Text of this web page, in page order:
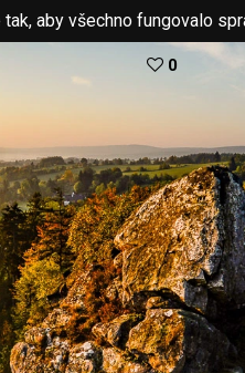
aby všechno fungovalo
0